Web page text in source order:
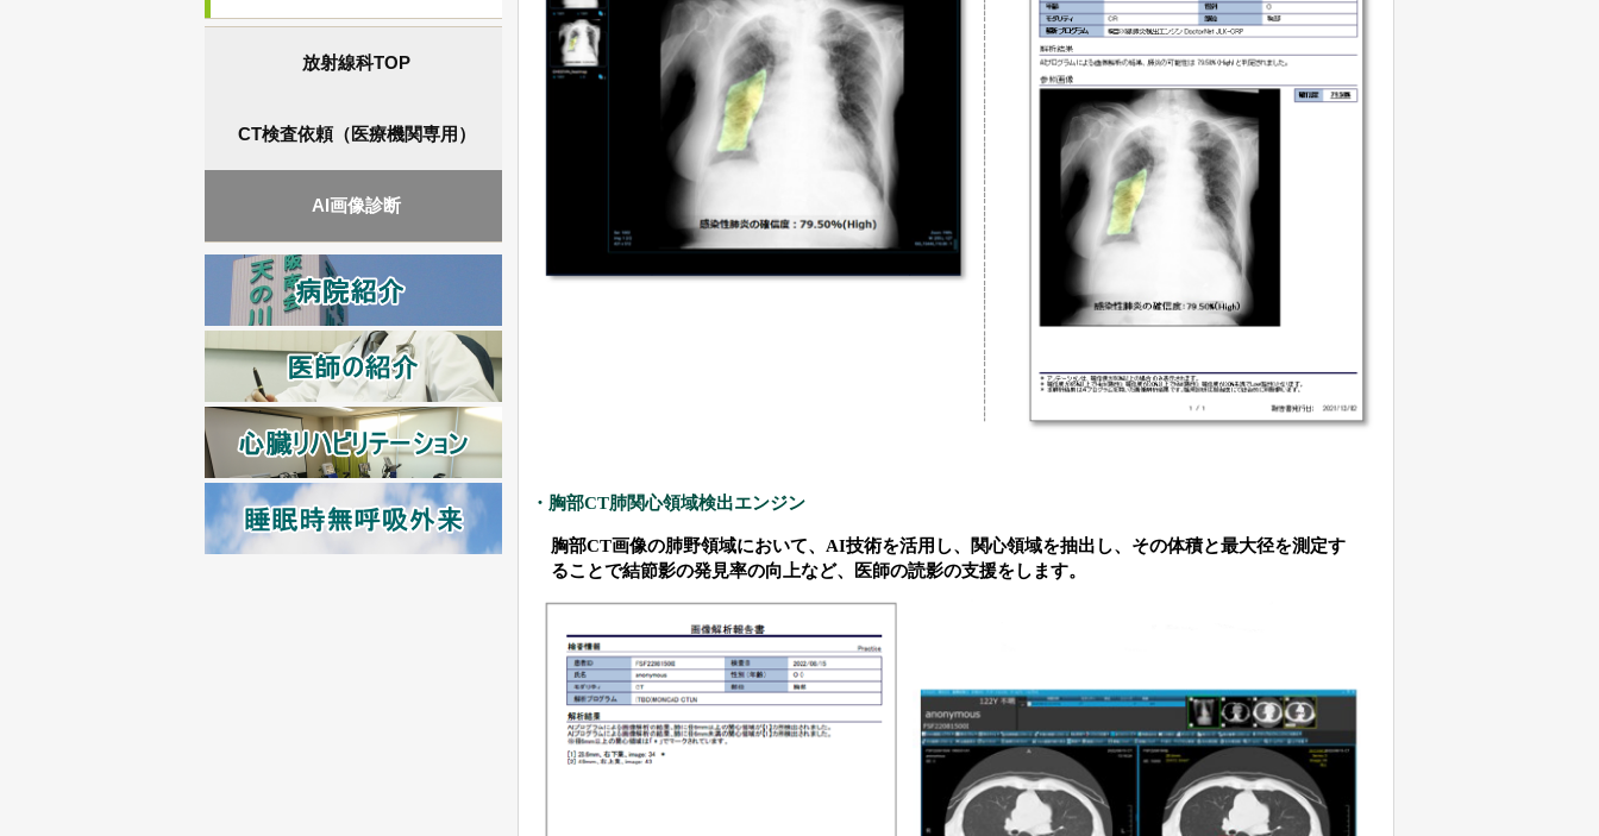
・胸部CT肺関心領域検出エンジン
胸部CT画像の肺野領域において、AI技術を活用し、関心領域を抽出し、その体積と最大径を測定す
ることで結節影の発見率の向上など、医師の読影の支援をします。
放射線科TOP
CT検査依頼（医療機関専用）
AI画像診断